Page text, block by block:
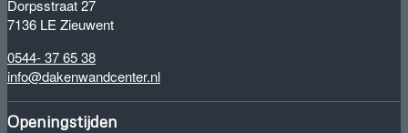
Dorpsstraat 27
7136 LE Zieuwent
0544- 37 65 38
info@dakenwandcenter.nl
Openingstijden